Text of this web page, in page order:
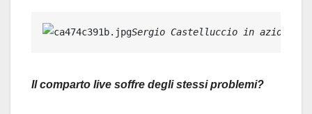
Sergio Castelluccio in azione a
Il comparto live soffre degli stessi problemi?